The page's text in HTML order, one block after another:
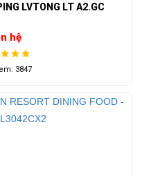
LVTONG LT A2.GC
hệ
3847